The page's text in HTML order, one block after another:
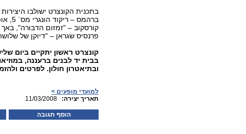
בתכנית הקונצרט ישולבו
פרנסיס שגראן – "דיוקן של
בבית יד לבנים ברעננה,
ובתיאטרון חולון. לפרטים
למועדי מופעים >
11/03/2008
:תאריך יצירה
הוסף תגובה